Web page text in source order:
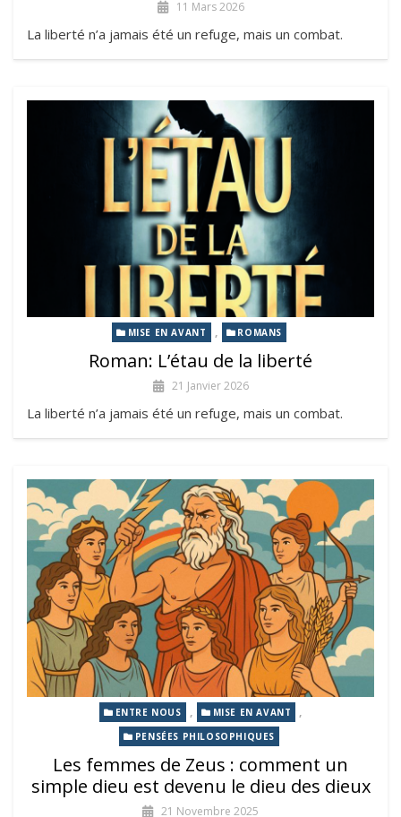
11 Mars 2026
La liberté n’a jamais été un refuge, mais un combat.
MISE EN AVANT , ROMANS
Roman: L’étau de la liberté
21 Janvier 2026
La liberté n’a jamais été un refuge, mais un combat.
ENTRE NOUS , MISE EN AVANT ,
PENSÉES PHILOSOPHIQUES
Les femmes de Zeus : comment un
simple dieu est devenu le dieu des dieux
21 Novembre 2025